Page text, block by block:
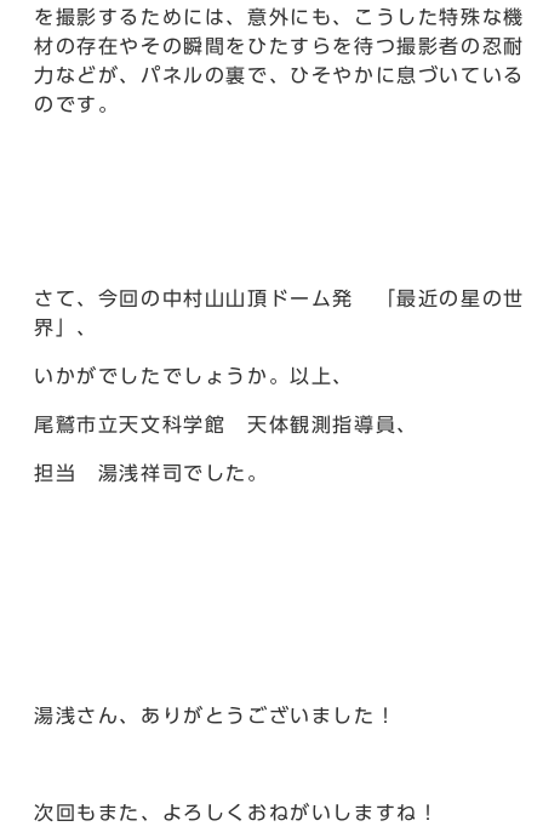
を撮影するためには、意外にも、こうした特殊な機
材の存在やその瞬間をひたすらを待つ撮影者の忍耐
力などが、パネルの裏で、ひそやかに息づいている
のです。
さて、今回の中村山山頂ドーム発 「最近の星の世
界」、
いかがでしたでしょうか。以上、
尾鷲市立天文科学館 天体観測指導員、
担当 湯浅祥司でした。
湯浅さん、ありがとうございました！
次回もまた、よろしくおねがいしますね！